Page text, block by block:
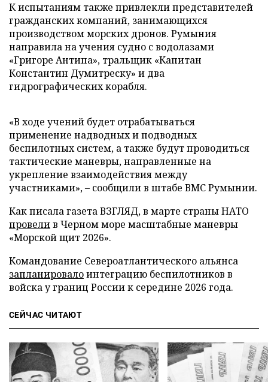
К испытаниям также привлекли представителей
гражданских компаний, занимающихся
производством морских дронов. Румыния
направила на учения судно с водолазами
«Григоре Антипа», тральщик «Капитан
Константин Думитреску» и два
гидрографических корабля.
«В ходе учений будет отрабатываться
применение надводных и подводных
беспилотных систем, а также будут проводиться
тактические маневры, направленные на
укрепление взаимодействия между
участниками», – сообщили в штабе ВМС Румынии.
Как писала газета ВЗГЛЯД, в марте страны НАТО
провелив Черном море масштабные маневры
«Морской щит 2026».
Командование Североатлантического альянса
запланировалоинтеграцию беспилотников в
войска у границ России к середине 2026 года.
СЕЙЧАС ЧИТАЮТ